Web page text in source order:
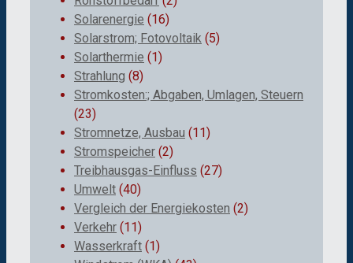
Solarenergie (16)
Solarstrom; Fotovoltaik (5)
Solarthermie (1)
Strahlung (8)
Stromkosten:; Abgaben, Umlagen, Steuern
(23)
Stromnetze, Ausbau (11)
Stromspeicher (2)
Treibhausgas-Einfluss (27)
Umwelt (40)
Vergleich der Energiekosten (2)
Verkehr (11)
Wasserkraft (1)